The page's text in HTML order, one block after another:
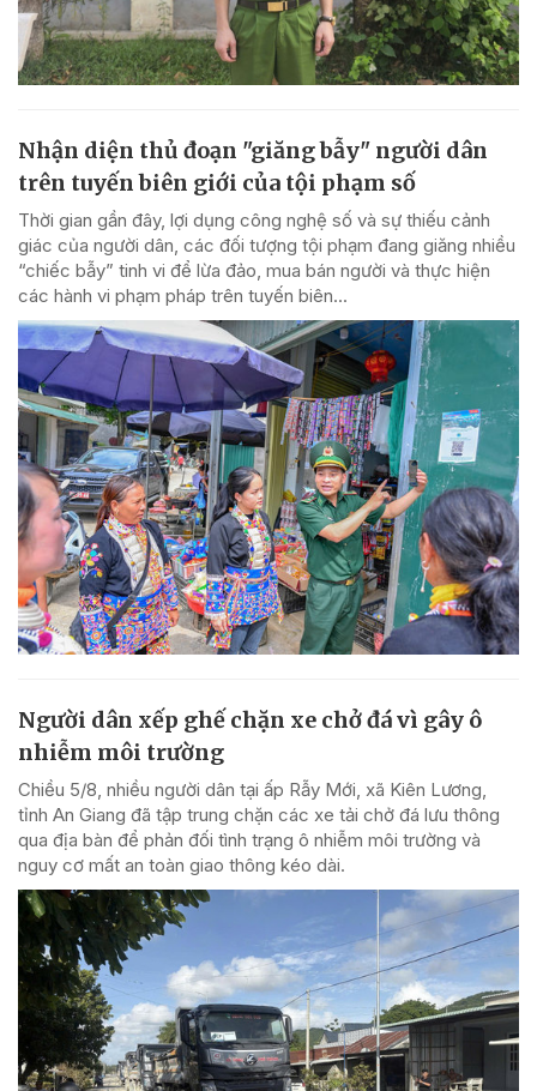
Nhận diện thủ đoạn "giăng bẫy" người dân
trên tuyến biên giới của tội phạm số
Thời gian gần đây, lợi dụng công nghệ số và sự thiếu cảnh
giác của người dân, các đối tượng tội phạm đang giăng nhiều
“chiếc bẫy” tinh vi để lừa đảo, mua bán người và thực hiện
các hành vi phạm pháp trên tuyến biên...
Người dân xếp ghế chặn xe chở đá vì gây ô
nhiễm môi trường
Chiều 5/8, nhiều người dân tại ấp Rẫy Mới, xã Kiên Lương,
tỉnh An Giang đã tập trung chặn các xe tải chở đá lưu thông
qua địa bàn để phản đối tình trạng ô nhiễm môi trường và
nguy cơ mất an toàn giao thông kéo dài.